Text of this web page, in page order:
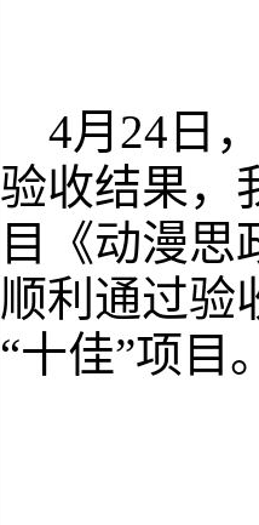
4月24日
验收结果，
目《动漫
顺利通过验
“十佳”项目